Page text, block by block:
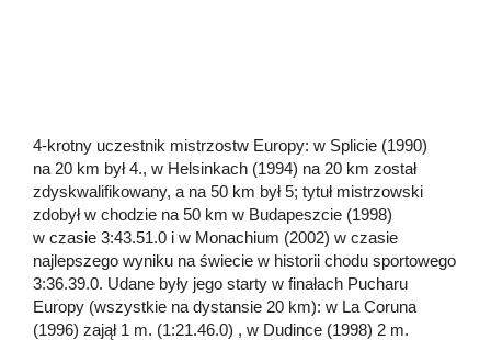
4-krotny uczestnik mistrzostw Europy: w Splicie (1990)
na 20 km był 4., w Helsinkach (1994) na 20 km został
zdyskwalifikowany, a na 50 km był 5; tytuł mistrzowski
zdobył w chodzie na 50 km w Budapeszcie (1998)
w czasie 3:43.51.0 i w Monachium (2002) w czasie
najlepszego wyniku na świecie w historii chodu sportowego
3:36.39.0. Udane były jego starty w finałach Pucharu
Europy (wszystkie na dystansie 20 km): w La Coruna
(1996) zajął 1 m. (1:21.46.0) , w Dudince (1998) 2 m.